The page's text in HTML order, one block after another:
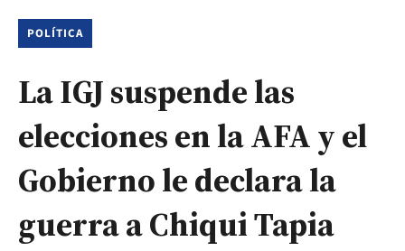
POLÍTICA
La IGJ suspende las
elecciones en la AFA y el
Gobierno le declara la
guerra a Chiqui Tapia